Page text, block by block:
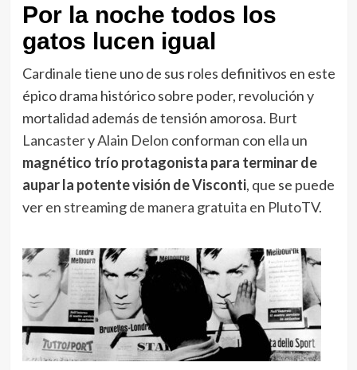
Por la noche todos los
gatos lucen igual
Cardinale tiene uno de sus roles definitivos en este
épico drama histórico sobre poder, revolución y
mortalidad además de tensión amorosa. Burt
LancasteryAlain Delon conforman con ella un
magnético trío protagonista para terminar de
aupar la potente visión de Visconti, que se puede
veren streaming de manera gratuita en PlutoTV.